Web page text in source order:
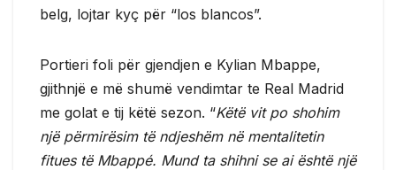
belg, lojtar kyç për “los blancos”.
Portieri foli për gjendjen e Kylian Mbappe,
gjithnjë e më shumë vendimtar te Real Madrid
me golat e tij këtë sezon. “Këtë vit po shohim
një përmirësim të ndjeshëm në mentalitetin
fitues të Mbappé. Mund ta shihni se ai është një